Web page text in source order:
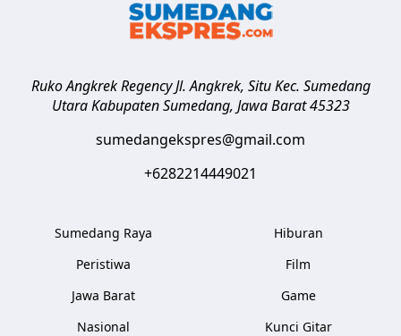
Ruko Angkrek Regency Jl. Angkrek, Situ Kec. Sumedang
Utara Kabupaten Sumedang, Jawa Barat 45323
sumedangekspres@gmail.com
+6282214449021
Sumedang Raya
Peristiwa
Jawa Barat
Nasional
Hiburan
Film
Game
Kunci Gitar